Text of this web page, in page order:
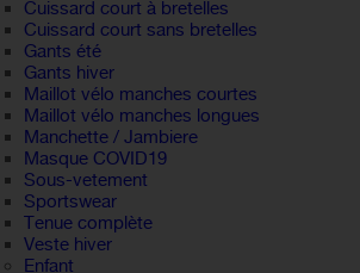
Cuissard court à bretelles
Cuissard court sans bretelles
Gants été
Gants hiver
Maillot vélo manches courtes
Maillot vélo manches longues
Manchette / Jambiere
Masque COVID19
Sous-vetement
Sportswear
Tenue complète
Veste hiver
Enfant